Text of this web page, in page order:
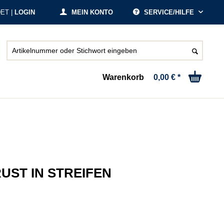
SERVICE/HILFE
MEIN KONTO
| LOGIN
Warenkorb 0,00 € *
IN STREIFEN